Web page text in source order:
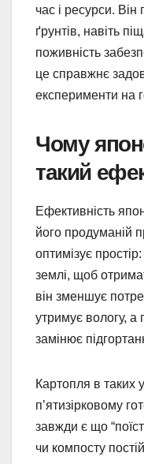
час і ресурси. Він
ґрунтів, навіть
поживність
це справжнє
експерименти на
Чому
такий
Ефективність
його продуманій
оптимізує
землі, щоб
він зменшує
утримує вологу, а
замінює
Картопля в таких
п’ятизірковому
завжди є що
чи компосту